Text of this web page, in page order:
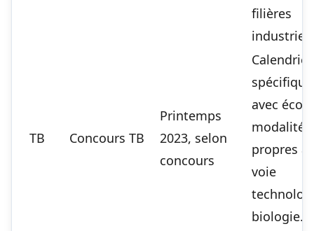
filières
TB Concours TB
Printemps
2023, selon
concours
Calendrier
avec
modalités
propres à
voie
biologie.